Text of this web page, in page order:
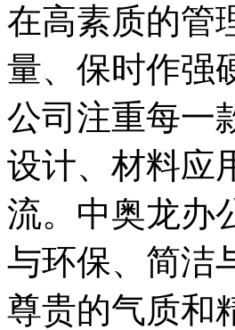
在高素质的管
量、保时作强
公司注重每一
设计、材料应
流。中奥龙办
与环保、简洁
尊贵的气质和